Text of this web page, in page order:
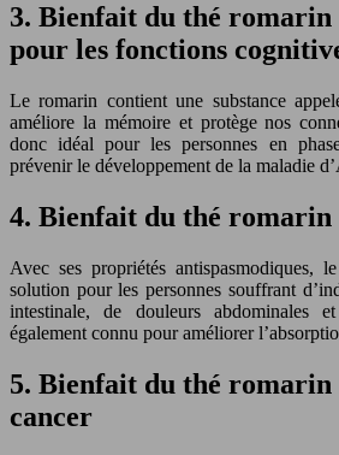
3. Bienfait du thé romarin
pour les fonctions
Le romarin contient une substance
améliore la mémoire et protège nos
donc idéal pour les personnes en
prévenir le développement de la maladie
4. Bienfait du thé
Avec ses propriétés antispasmodiques,
solution pour les personnes souffrant
intestinale, de douleurs abdominales
également connu pour améliorer
5. Bienfait du thé
cancer